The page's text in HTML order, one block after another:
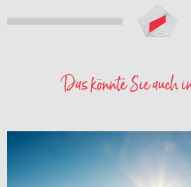
Das könnte Sie auch